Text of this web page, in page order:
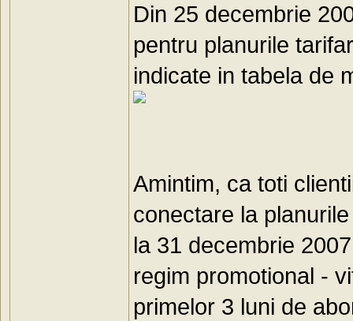
Din 25 decembrie
pentru planurile
indicate in tabela de
Amintim, ca toti
conectare la
la 31 decembrie
regim promotional -
primelor 3 luni de